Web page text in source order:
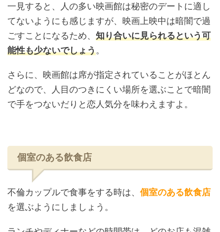
一見すると、人の多い映画館は秘密のデートに適し
てないようにも感じますが、映画上映中は暗闇で過
ごすことになるため、 知り合いに見られるという可
能性も少ないでしょう。
さらに、映画館は席が指定されていることがほとん
どなので、人目のつきにくい場所を選ぶことで暗闇
で手をつないだりと恋人気分を味わえますよ。
個室のある飲食店
不倫カップルで食事をする時は、 個室のある飲食店
を選ぶようにしましょう。